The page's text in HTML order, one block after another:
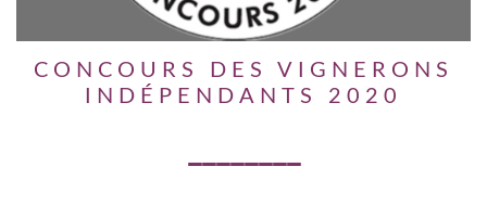
CONCOURS DES VIGNERONS
INDÉPENDANTS 2020